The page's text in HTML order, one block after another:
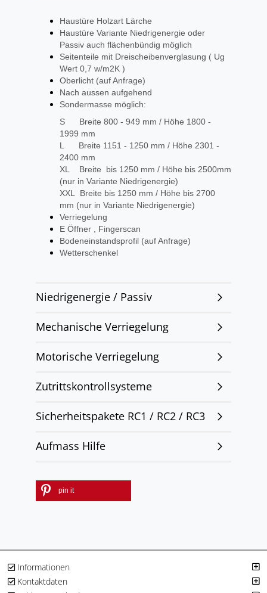
Haustüre Holzart Lärche
Haustüre Variante Niedrigenergie oder
Passiv auch flächenbündig möglich
Seitenteile mit Dreischeibenverglasung ( Ug
Wert 0,7 w/m2K )
Oberlicht (auf Anfrage)
Nach aussen aufgehend
Sondermasse möglich:
S Breite 800 - 949 mm / Höhe 1800 -
1999 mm
L Breite 1151 - 1250 mm / Höhe 2301 -
2400 mm
XL Breite bis 1250 mm / Höhe bis 2500mm
(nur in Variante Niedrigenergie)
XXL Breite bis 1250 mm / Höhe bis 2700
mm (nur in Variante Niedrigenergie)
Verriegelung
E Öffner , Fingerscan
Bodeneinstandsprofil (auf Anfrage)
Wetterschenkel
Niedrigenergie / Passiv
Mechanische Verriegelung
Motorische Verriegelung
Zutrittskontrollsysteme
Sicherheitspakete RC1 / RC2 / RC3
Aufmass Hilfe
pin it
Informationen
Kontaktdaten